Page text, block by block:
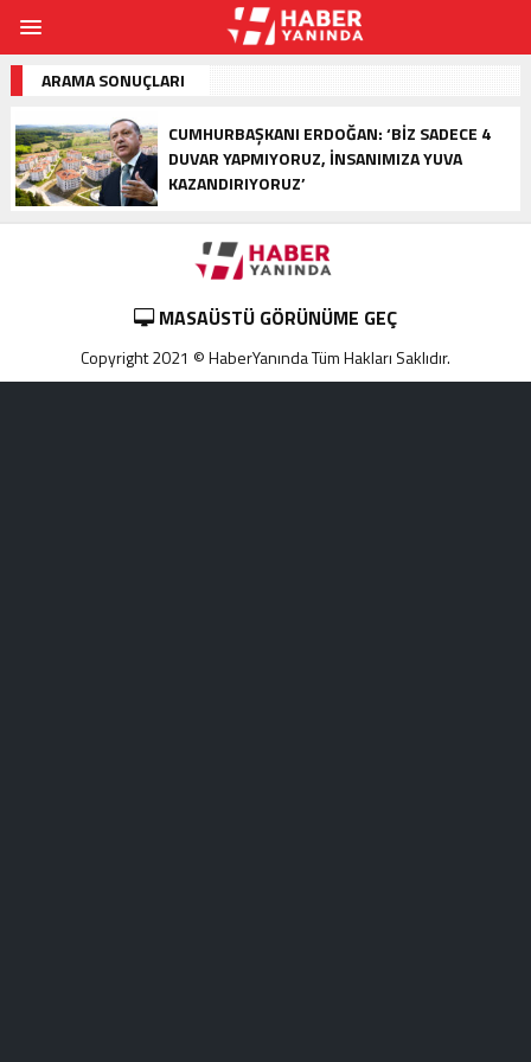
ARAMA SONUÇLARI
CUMHURBAŞKANI ERDOĞAN: ‘BIZ SADECE 4
DUVAR YAPMIYORUZ, INSANIMIZA YUVA
KAZANDIRIYORUZ’
MASAÜSTÜ GÖRÜNÜME GEÇ
Copyright 2021 © HaberYanında Tüm Hakları Saklıdır.